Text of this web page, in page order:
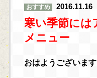
おすすめ 2016.11.16
寒い季節には
メニュー
おはようございま